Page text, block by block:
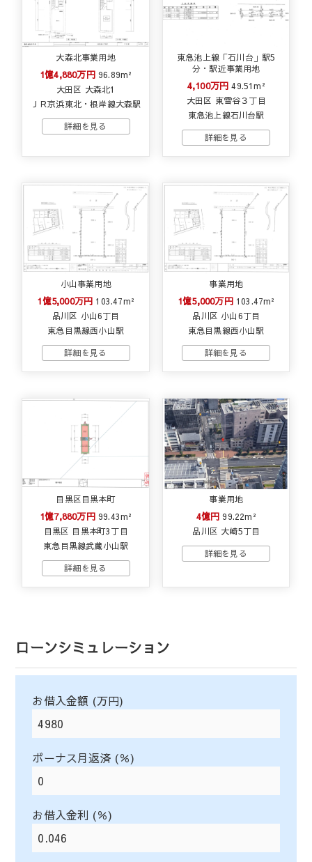
大森北事業用地
1億4,880万円 96.89m²
大田区 大森北1
ＪＲ京浜東北・根岸線大森駅
東急池上線「石川台」駅5
分・駅近事業用地
4,100万円49.51m²
大田区 東雪谷３丁目
東急池上線石川台駅
小山事業用地
1億5,000万円 103.47m²
品川区 小山6丁目
東急目黒線西小山駅
事業用地
1億5,000万円 103.47m²
品川区 小山6丁目
東急目黒線西小山駅
目黒区目黒本町
1億7,880万円 99.43m²
目黒区 目黒本町3丁目
東急目黒線武蔵小山駅
事業用地
4億円99.22m²
品川区 大崎5丁目
ローンシミュレーション
お借入金額 (万円)
ボーナス月返済 (％)
お借入金利 (％)